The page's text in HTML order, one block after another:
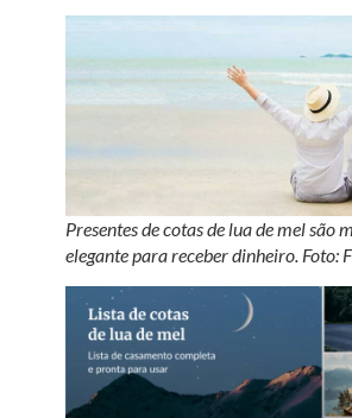
Presentes de cotas de lua de mel são
elegante para receber dinheiro. Foto: